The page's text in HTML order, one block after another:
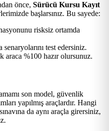
önce, Sürücü Kursu Kayıt
başlarsınız. Bu sayede:
risksiz ortamda
test edersiniz.
araca %100 hazır olursunuz.
son model, güvenlik
yapılmış araçlardır. Hangi
da aynı araçla girersiniz,